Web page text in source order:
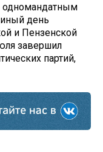
одномандатным
день
и Пензенской
завершил
партий,